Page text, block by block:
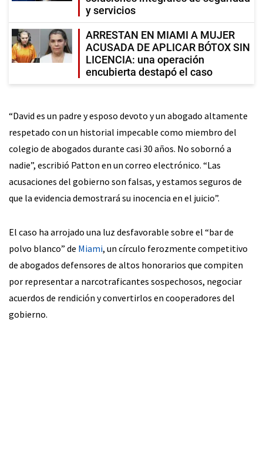
y servicios
ARRESTAN EN MIAMI A MUJER
ACUSADA DE APLICAR BÓTOX SIN
LICENCIA: una operación
encubierta destapó el caso
“David es un padre y esposo devoto y un abogado altamente
respetado con un historial impecable como miembro del
colegio de abogados durante casi 30 años. No sobornó a
nadie”, escribió Patton en un correo electrónico. “Las
acusaciones del gobierno son falsas, y estamos seguros de
que la evidencia demostrará su inocencia en el juicio”.
El caso ha arrojado una luz desfavorable sobre el “bar de
polvo blanco” de Miami, un círculo ferozmente competitivo
de abogados defensores de altos honorarios que compiten
por representar a narcotraficantes sospechosos, negociar
acuerdos de rendición y convertirlos en cooperadores del
gobierno.